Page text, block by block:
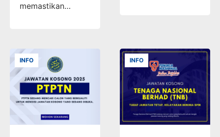
memastikan…
INFO INFO